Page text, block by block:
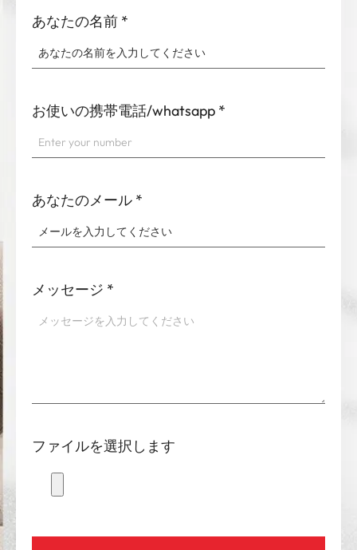
あなたの名前 *
お使いの携帯電話/whatsapp *
あなたのメール *
メッセージ *
ファイルを選択します